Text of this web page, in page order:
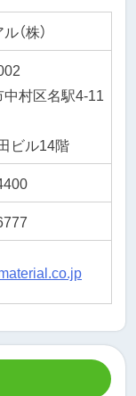
（株）
村区名駅4-11
ビル14階